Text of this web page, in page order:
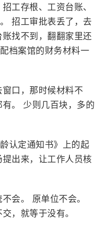
工存根、工资台账、
招工审批表丢了，去
找不到，翻翻家里还
档案馆的财务材料一
口，那时候材料不
。 少则几百块，多的
认定通知书》上的起
出来，让工作人员核
会。 原单位不会。
，就等于没有。